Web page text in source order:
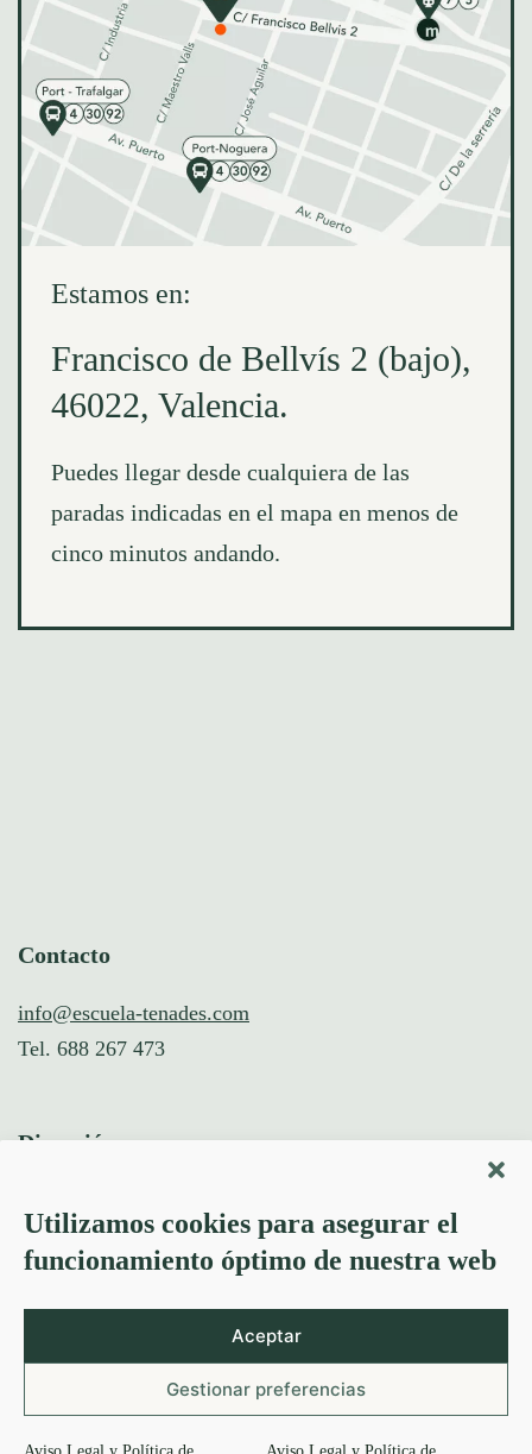
Utilizamos cookies para asegurar el
funcionamiento óptimo de nuestra web
Aceptar
Gestionar preferencias
Estamos en:
Francisco de Bellvís 2 (bajo),
46022, Valencia.
Puedes llegar desde cualquiera de las
paradas indicadas en el mapa en menos de
cinco minutos andando.
Contacto
info@escuela-tenades.com
Tel. 688 267 473
Dirección
46022, València